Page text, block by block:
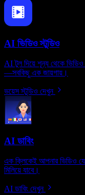
AI ভিডিও স্টুডিও
AI টুল দিয়ে শূন্য থেকে
—সবকিছু এক জায়গায়।
ভয়েস স্টুডিও দেখুন
AI ডাবিং
এক ক্লিকেই আপনার ভিডিও
মিলিয়ে যাবে।
AI ডাবিং দেখুন